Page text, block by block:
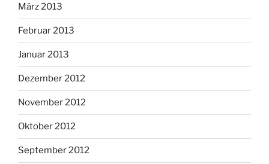
März 2013
Februar 2013
Januar 2013
Dezember 2012
November 2012
Oktober 2012
September 2012